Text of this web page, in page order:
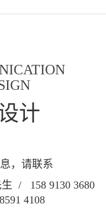
计
，请联系
生 / 158 9130 3680
4108